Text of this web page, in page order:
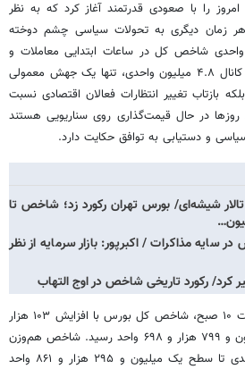
را با صعودی قدرتمند آغاز کرد که به نظر
زمان دیگری به تحولات سیاسی چشم دوخته
بیش از ۱۰۳ هزار واحدی شاخص کل در ساعات ابتدایی معاملات و
عبور نماگر اصلی بازار تا آستانه کانال ۴.۸ میلیون واحدی، تنها یک جهش معمولی
بازتاب تغییر انتظارات فعالان اقتصادی نسبت
روزها در حال قیمت‌گذاری روی سناریویی هستند
و دستیابی به توافق حکایت دارد.
شیشه‌ای/ بورس تهران رکورد زد؛ شاخص تا
سایه مذاکرات / اکبرپور: بازار سرمایه از نظر
کرد/ رکورد تاریخی شاخص در اوج التهاب
آمارها نشان می‌دهد که تا ساعت ۱۰ صبح، شاخص کل بورس با افزایش ۱۰۳ هزار
و ۴۶۹ واحدی به ارتفاع ۴ میلیون و ۷۹۹ هزار و ۶۹۸ واحد رسید. شاخص هم‌وزن
نیز با رشد ۲۹ هزار و ۶۷۱ واحدی تا سطح یک میلیون و ۲۹۵ هزار و ۸۶۱ واحد